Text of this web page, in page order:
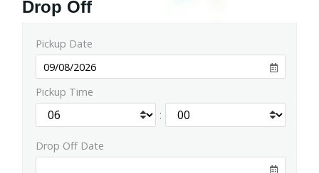
Drop Off
Pickup Date
Pickup Time
:
Drop Off Date